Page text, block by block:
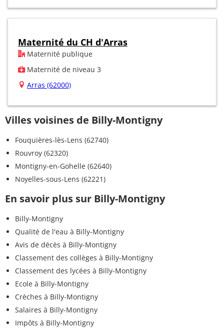
Maternité du CH d'Arras
Maternité publique
Maternité de niveau 3
Arras (62000)
Villes voisines de Billy-Montigny
Fouquières-lès-Lens (62740)
Rouvroy (62320)
Montigny-en-Gohelle (62640)
Noyelles-sous-Lens (62221)
En savoir plus sur Billy-Montigny
Billy-Montigny
Qualité de l'eau à Billy-Montigny
Avis de décès à Billy-Montigny
Classement des collèges à Billy-Montigny
Classement des lycées à Billy-Montigny
Ecole à Billy-Montigny
Crèches à Billy-Montigny
Salaires à Billy-Montigny
Impôts à Billy-Montigny